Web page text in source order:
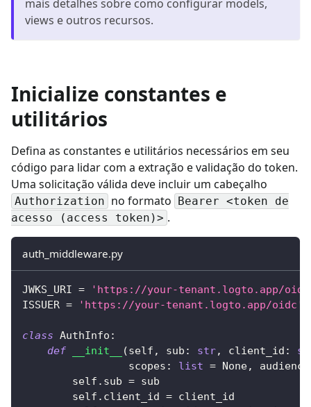
mais detalhes sobre como configurar models,
views e outros recursos.
Inicialize constantes e
utilitários
Defina as constantes e utilitários necessários em seu
código para lidar com a extração e validação do token.
Uma solicitação válida deve incluir um cabeçalho
Authorization no formato
Bearer <token de
acesso (access token)> .
auth_middleware.py
JWKS_URI =
'https://your-tenant.logto.app/
ISSUER = 'https://your-tenant.logto.app/oidc'
class AuthInfo :
def
__init__ (self , sub : str, client_id :
                 scopes
: list = None, audience
        self
. sub = sub
        self
. client_id = client_id